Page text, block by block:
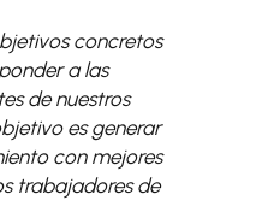
concretos
a las
de nuestros
es generar
con mejores
trabajadores de